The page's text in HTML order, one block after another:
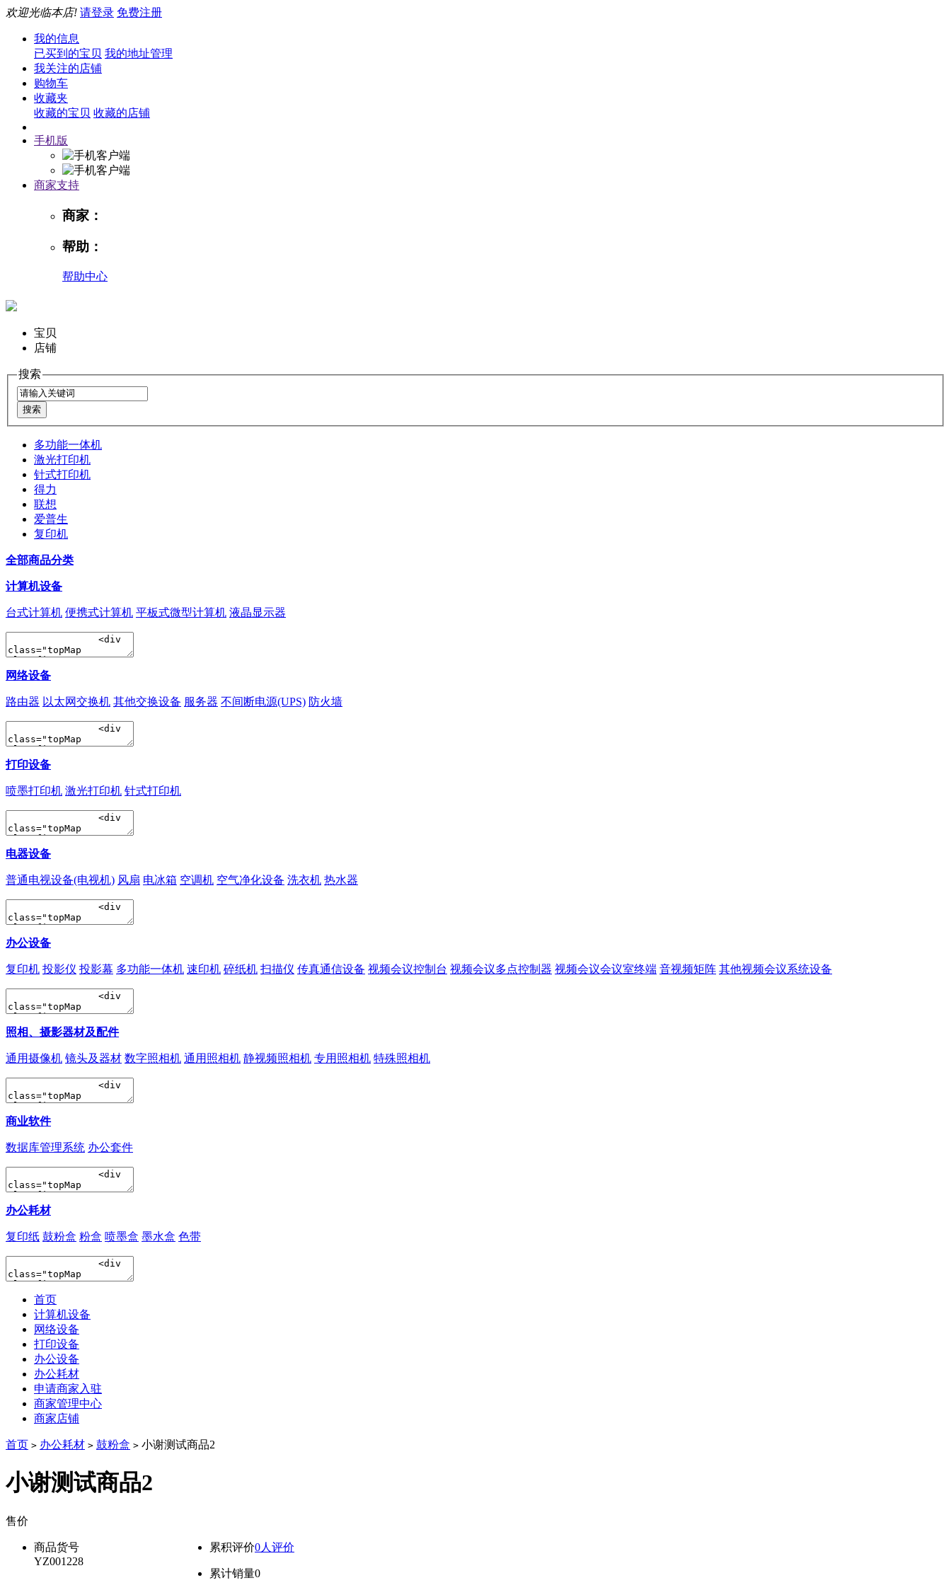
欢迎光临本店! 请登录 免费注册
我的信息
已买到的宝贝 我的地址管理
我关注的店铺
购物车
收藏夹
收藏的宝贝 收藏的店铺
手机版
商家支持
商家：
帮助：
帮助中心
宝贝
店铺
搜索
多功能一体机
激光打印机
针式打印机
得力
联想
爱普生
复印机
全部商品分类
计算机设备
台式计算机 便携式计算机 平板式微型计算机 液晶显示器
网络设备
路由器 以太网交换机 其他交换设备 服务器 不间断电源(UPS) 防火墙
打印设备
喷墨打印机 激光打印机 针式打印机
电器设备
普通电视设备(电视机) 风扇 电冰箱 空调机 空气净化设备 洗衣机 热水器
办公设备
复印机 投影仪 投影幕 多功能一体机 速印机 碎纸机 扫描仪 传真通信设备 视频会议控制台 视频会议多点控制器 视频会议会议室终端 音视频矩阵 其他视频会议系统设备
照相、摄影器材及配件
通用摄像机 镜头及器材 数字照相机 通用照相机 静视频照相机 专用照相机 特殊照相机
商业软件
数据库管理系统 办公套件
办公耗材
复印纸 鼓粉盒 粉盒 喷墨盒 墨水盒 色带
首页
计算机设备
网络设备
打印设备
办公设备
办公耗材
申请商家入驻
商家管理中心
商家店铺
首页 > 办公耗材 > 鼓粉盒 > 小谢测试商品2
小谢测试商品2
售价
商品货号
YZ001228
累积评价0人评价
累计销量0